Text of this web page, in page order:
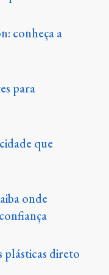
conheça a
para
que
onde
direto